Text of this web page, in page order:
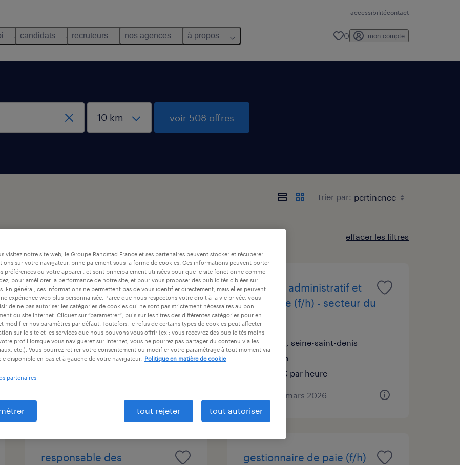
accessibilitécontact
candidats recruteurs nos agences à propos 0 mon compte
voir 508 offres
trier par:
effacer les filtres
gestionnaire de flottes
mobiles hf h/f
pantin, seine-saint-denis
intérim
25 300 € - 27 000 € par année
assistant administratif et
logistique (f/h) - secteur du
luxe
pantin, seine-saint-denis
intérim
12,15 € par heure
publié le 4 mars 2026
responsable des
gestionnaire de paie (f/h)
visitez notre site web, le Groupe Randstad France et ses partenaires peuvent stocker et récupérer
sur votre navigateur, principalement sous la forme de cookies. Ces informations peuvent porter
préférences ou votre appareil, et sont principalement utilisées pour que le site fonctionne comme
pour améliorer la performance de notre site, et pour vous proposer des publicités ciblées sur
En général, ces informations ne permettent pas de vous identifier directement, mais elles peuvent
expérience web plus personnalisée. Parce que nous respectons votre droit à la vie privée, vous
de ne pas autoriser les catégories de cookies qui ne sont pas strictement nécessaires au bon
du site Internet. Cliquez sur “paramétrer”, puis sur les titres des différentes catégories pour en
modifier nos paramètres par défaut. Toutefois, le refus de certains types de cookies peut affecter
sur le site et les services que nous pouvons vous offrir (ex : vous recevrez des publicités moins
profil lorsque vous naviguerez sur Internet, vous ne pourrez pas partager du contenu via les
etc.). Vous pourrez retirer votre consentement ou modifier votre paramétrage à tout moment via
disponible en bas et à gauche de votre navigateur.
Politique en matière de cookie
partenaires
tout rejeter tout autoriser